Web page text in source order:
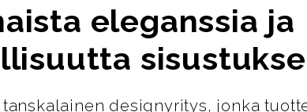
eleganssia ja
designyritys, jonka